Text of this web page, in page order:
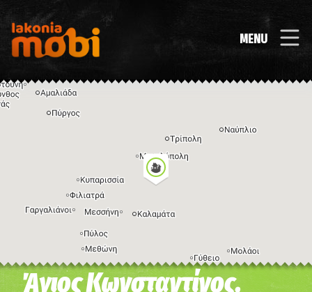
MENU
Η εικόνα ενδέχεται να υπόκειται σε πνευματικά δικαιώματα Όροι
Άγιος Κωνσταντίνος,